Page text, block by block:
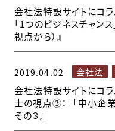
会社法特設サイトにコ
「1つのビジネスチャン
視点から）』
2019.04.02 会社法
会社法特設サイトにコ
士の視点③：『「中小企
その３』